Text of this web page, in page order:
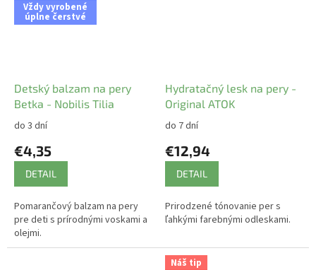
Vždy vyrobené
úplne čerstvé
Detský balzam na pery
Betka - Nobilis Tilia
do 3 dní
€4,35
DETAIL
Pomarančový balzam na pery
pre deti s prírodnými voskami a
olejmi.
Hydratačný lesk na pery -
Original ATOK
do 7 dní
€12,94
DETAIL
Prirodzené tónovanie per s
ľahkými farebnými odleskami.
Náš tip